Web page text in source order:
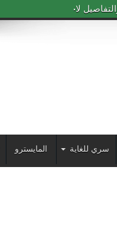
لاحقاً
سري للغاية المايسترو